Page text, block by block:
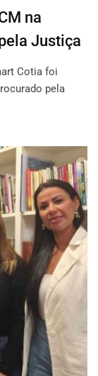
na
Justiça
Cotia foi
pela